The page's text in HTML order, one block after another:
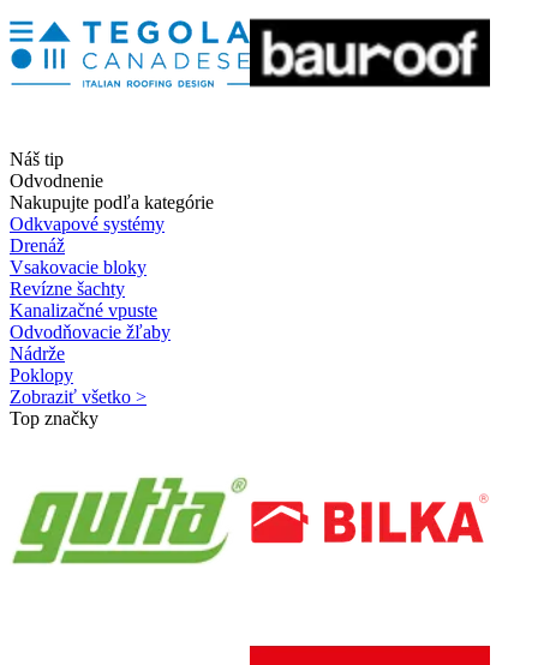
Náš tip
Odvodnenie
Nakupujte podľa kategórie
Odkvapové systémy
Drenáž
Vsakovacie bloky
Revízne šachty
Kanalizačné vpuste
Odvodňovacie žľaby
Nádrže
Poklopy
Zobraziť všetko >
Top značky